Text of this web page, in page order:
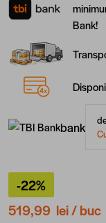
Bank!
bank
-22%
519,99 lei/ buc